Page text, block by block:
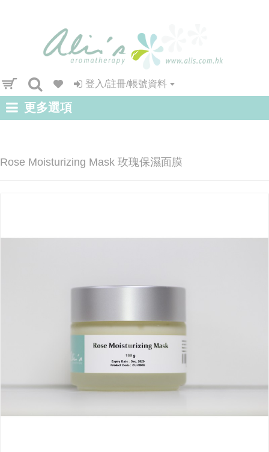
登入/註冊/帳號資料
更多選項
Rose Moisturizing Mask 玫瑰保濕面膜